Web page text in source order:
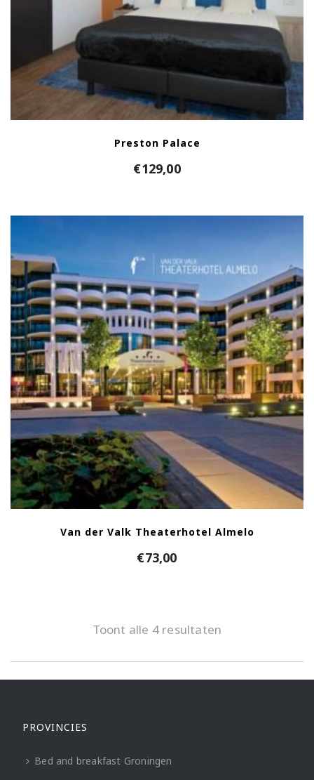
Preston Palace
€129,00
Van der Valk Theaterhotel Almelo
€73,00
Toont alle 4 resultaten
PROVINCIES
Bed and breakfast Groningen